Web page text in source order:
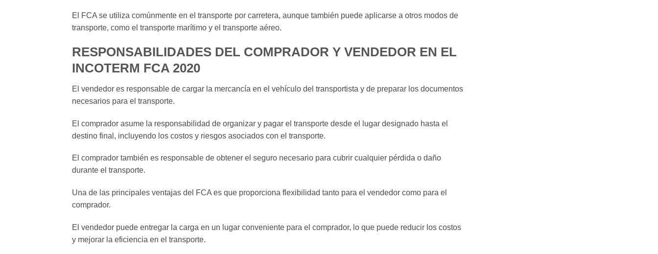
El FCA se utiliza comúnmente en el transporte por carretera, aunque también puede aplicarse a otros modos de
transporte, como el transporte marítimo y el transporte aéreo.
RESPONSABILIDADES DEL COMPRADOR Y VENDEDOR EN EL
INCOTERM FCA 2020
El vendedor es responsable de cargar la mercancía en el vehículo del transportista y de preparar los documentos
necesarios para el transporte.
El comprador asume la responsabilidad de organizar y pagar el transporte desde el lugar designado hasta el
destino final, incluyendo los costos y riesgos asociados con el transporte.
El comprador también es responsable de obtener el seguro necesario para cubrir cualquier pérdida o daño
durante el transporte.
Una de las principales ventajas del FCA es que proporciona flexibilidad tanto para el vendedor como para el
comprador.
El vendedor puede entregar la carga en un lugar conveniente para el comprador, lo que puede reducir los costos
y mejorar la eficiencia en el transporte.